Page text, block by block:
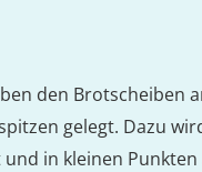
den Brotscheiben
gelegt. Dazu
in kleinen